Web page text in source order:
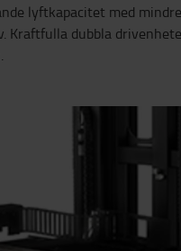
lyftkapacitet med mindre
Kraftfulla dubbla